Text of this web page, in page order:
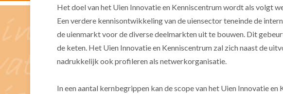
Het doel van het Uien Innovatie en Kenniscentrum wordt als volgt
Een verdere kennisontwikkeling van de uiensector teneinde de
de uienmarkt voor de diverse deelmarkten uit te bouwen. Dit
de keten. Het Uien Innovatie en Kenniscentrum zal zich naast de
nadrukkelijk ook profileren als netwerkorganisatie.
In een aantal kernbegrippen kan de scope van het Uien Innovatie